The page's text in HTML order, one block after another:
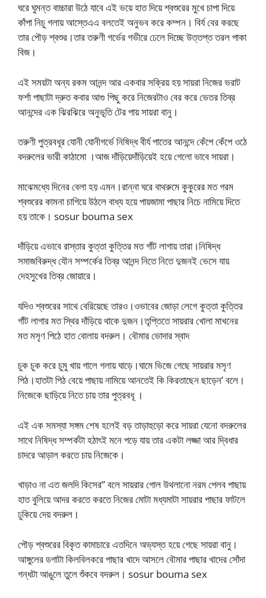
ঘরে ঘুমন্ত বাচ্চারা উঠে যাবে এই ভয়ে হাত দিয়ে শ্বশুরের মুখে চাপা দিয়ে
কাঁপা নিচু গলায় আস্তেএএ বলতেই অনুভব করে কম্পন। বির্য বের করছে
তার পৌড় শ্বশুর।তার তরুণী গর্ভের গভীরে ঢেলে দিচ্ছে উত্তপ্ত তরল পাকা
বিজ।
এই সময়টা অন্য রকম আনন্দ আর একবার সক্রিয় হয় সায়রা নিজের ভরাট
ফর্শা পাছাটা দ্রুত কবার আগু পিছু করে নিজেরটাও বের করে ভেতর তিব্র
আনন্দের এক ঝিরঝিরে অনুভূতি টের পায় সায়রা বানু।
তরুণী পুত্রবধূর যোনী যোনীগর্ভে নিষিদ্ধ বীর্য পাতের আনন্দে কেঁপে কেঁপে ওঠে
বদরুলের ভারী কাঠামো ।আজ দাঁড়িয়েদাঁড়িয়েই হয়ে গেলো ভাবে সায়রা।
মাঝেমধ্যে দিনের বেলা হয় এমন।রান্না ঘরে বাথরুমে কুকুরের মত গরম
শ্বশুরের কামনা চাগিয়ে উঠলে বাধ্য হয়ে পায়জামা পাছার নিচে নামিয়ে দিতে
হয় তাকে। sosur bouma sex
দাঁড়িয়ে এভাবে রাস্তার কুত্তা কুত্তির মত গাঁট লাগায় তারা।নিষিদ্ধ
সমাজবিরুদ্ধ যৌন সম্পর্কের তিব্র আনন্দ নিতে নিতে দুজনই ভেসে যায়
দেহসুখের তিব্র জোয়ারে।
যদিও শ্বশুরের সাথে বেরিয়েছে তারও।ওভাবের জোড়া লেগে কুত্তা কুত্তির
গাঁট লাগার মত স্থির দাঁড়িয়ে থাকে দুজন।তৃপ্তিতে সায়রার খোলা মাখনের
মত মসৃণ পিঠে হাত বোলায় বদরুল। বৌমার ভোদার স্বাদ
চুক চুক করে চুমু খায় গালে গলায় ঘাড়ে।ঘামে ভিজে গেছে সায়রার মসৃণ
পিঠ।হাতটা পিঠ বেয়ে পাছায় নামিয়ে আনতেই কি কিরতাছেন ছাড়েন’ বলে।
নিজেকে ছাড়িয়ে নিতে চায় তার পুত্রবধূ ।
এই এক সমস্যা সঙ্গম শেষ হলেই বড় তাড়াহুড়ো করে সায়রা যেনো বদরুলের
সাথে নিষিদ্ধ সম্পর্কটা হঠাৎই মনে পড়ে যায় তার একটা লজ্জা আর দ্বিধার
চাদরে আড়াল করতে চায় নিজেকে।
খাড়াও না এত জলদি কিসের” বলে সায়রার গোল উথলানো নরম পেলব পাছায়
হাত বুলিয়ে আদর করতে করতে নিজের মোটা মধ্যমাটা সায়রার পাছার ফাটলে
ঢুকিয়ে দেয় বদরুল।
পৌড় শ্বশুরের বিকৃত কামাচারে এতদিনে অভ্যস্ত হয়ে গেছে সায়রা বানু।
আঙ্গুলের ডগাটা কিলবিলকরে পাছার খাদে আসলে বৌমার পাছার খাদের সোঁদা
গন্ধটা আঙুলে তুলে শুঁকবে বদরুল। sosur bouma sex